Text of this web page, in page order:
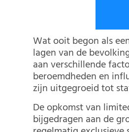
Wat ooit begon als
lagen van de
aan verschillende
beroemdheden en
zijn uitgegroeid tot
De opkomst van
bijgedragen aan de